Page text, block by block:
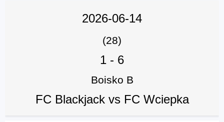
2026-06-14
(28)
1 - 6
Boisko B
FC Blackjack vs FC Wciepka